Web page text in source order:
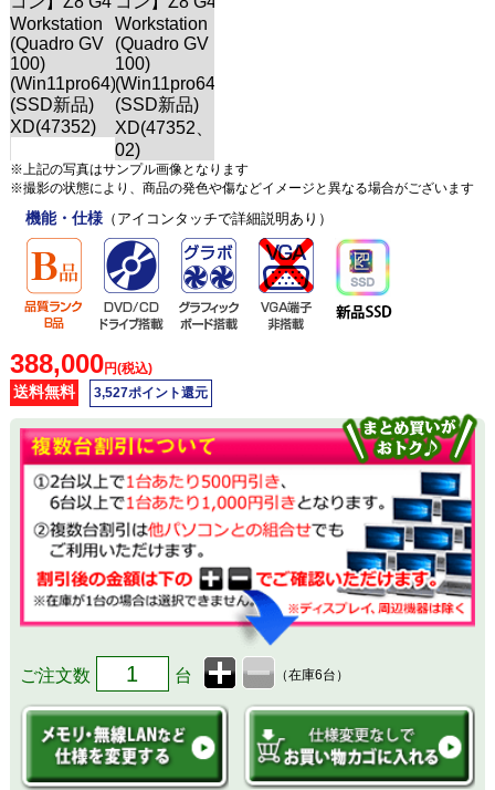
※上記の写真はサンプル画像となります
※撮影の状態により、商品の発色や傷などイメージと異なる場合がございます
機能・仕様（アイコンタッチで詳細説明あり）
388,000円(税込)
送料無料 3,527ポイント還元
ご注文数 台 （在庫6台）